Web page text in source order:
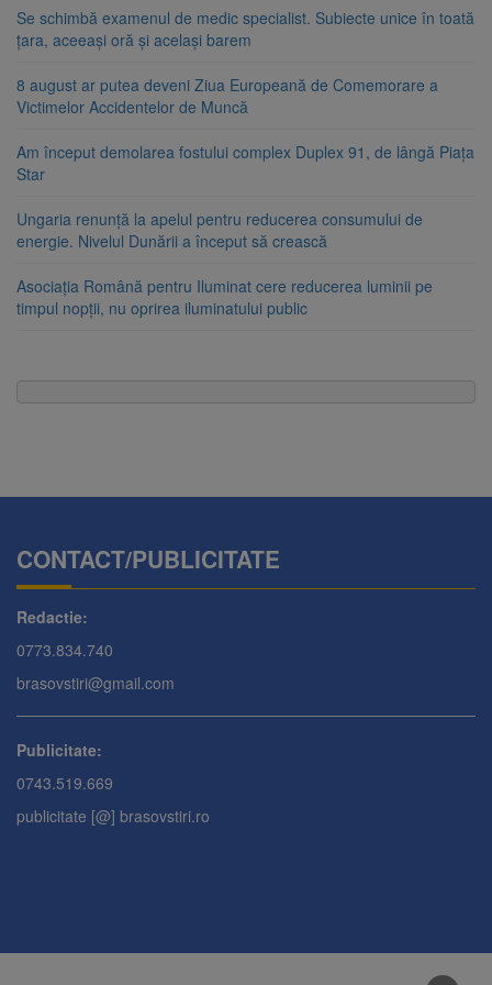
Se schimbă examenul de medic specialist. Subiecte unice în toată
țara, aceeași oră și același barem
8 august ar putea deveni Ziua Europeană de Comemorare a
Victimelor Accidentelor de Muncă
Am început demolarea fostului complex Duplex 91, de lângă Piața
Star
Ungaria renunță la apelul pentru reducerea consumului de
energie. Nivelul Dunării a început să crească
Asociația Română pentru Iluminat cere reducerea luminii pe
timpul nopții, nu oprirea iluminatului public
CONTACT/PUBLICITATE
Redactie:
0773.834.740
brasovstiri@gmail.com
Publicitate:
0743.519.669
publicitate [@] brasovstiri.ro